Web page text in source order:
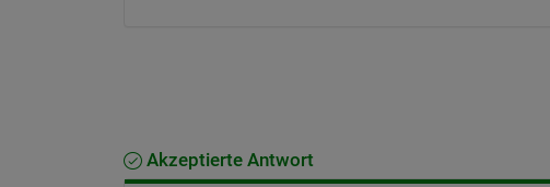
Akzeptierte Antwort